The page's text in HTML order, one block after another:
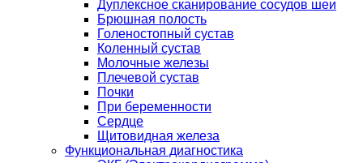
Дуплексное сканирование сосудов шеи
Брюшная полость
Голеностопный сустав
Коленный сустав
Молочные железы
Плечевой сустав
Почки
При беременности
Сердце
Щитовидная железа
Функциональная диагностика